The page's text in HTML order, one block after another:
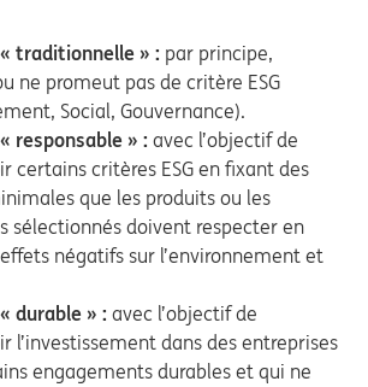
traditionnelle » : par principe,
ne promeut pas de critère ESG
Social, Gouvernance).
responsable » : avec l’objectif de
certains critères ESG en fixant des
que les produits ou les
sélectionnés doivent respecter en
négatifs sur l’environnement et
durable » : avec l’objectif de
l’investissement dans des entreprises
engagements durables et qui ne